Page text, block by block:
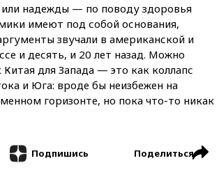
надежды — по поводу здоровья
имеют под собой основания,
звучали в американской и
и десять, и 20 лет назад. Можно
Китая для Запада — это как коллапс
и Юга: вроде бы неизбежен на
горизонте, но пока что-то никак
Подпишись Поделиться